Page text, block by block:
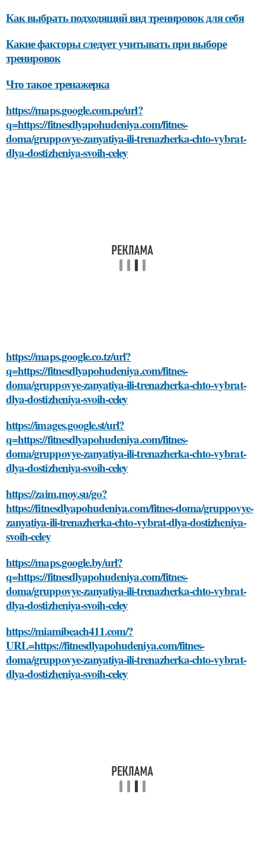
Как выбрать подходящий вид тренировок для себя
Какие факторы следует учитывать при выборе
тренировок
Что такое тренажерка
https://maps.google.com.pe/url?
q=https://fitnesdlyapohudeniya.com/fitnes-
doma/gruppovye-zanyatiya-ili-trenazherka-chto-vybrat-
dlya-dostizheniya-svoih-celey
https://maps.google.co.tz/url?
q=https://fitnesdlyapohudeniya.com/fitnes-
doma/gruppovye-zanyatiya-ili-trenazherka-chto-vybrat-
dlya-dostizheniya-svoih-celey
https://images.google.st/url?
q=https://fitnesdlyapohudeniya.com/fitnes-
doma/gruppovye-zanyatiya-ili-trenazherka-chto-vybrat-
dlya-dostizheniya-svoih-celey
https://zaim.moy.su/go?
https://fitnesdlyapohudeniya.com/fitnes-doma/gruppovye-
zanyatiya-ili-trenazherka-chto-vybrat-dlya-dostizheniya-
svoih-celey
https://maps.google.by/url?
q=https://fitnesdlyapohudeniya.com/fitnes-
doma/gruppovye-zanyatiya-ili-trenazherka-chto-vybrat-
dlya-dostizheniya-svoih-celey
https://miamibeach411.com/?
URL=https://fitnesdlyapohudeniya.com/fitnes-
doma/gruppovye-zanyatiya-ili-trenazherka-chto-vybrat-
dlya-dostizheniya-svoih-celey